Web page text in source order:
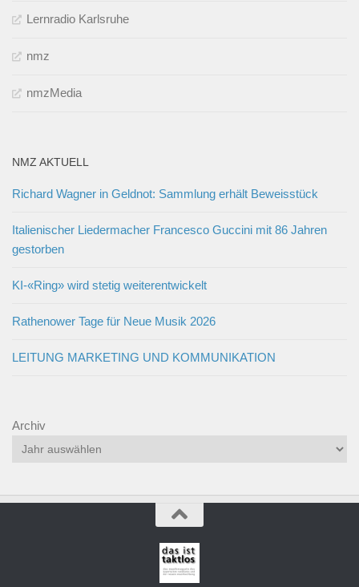
Lernradio Karlsruhe
nmz
nmzMedia
NMZ AKTUELL
Richard Wagner in Geldnot: Sammlung erhält Beweisstück
Italienischer Liedermacher Francesco Guccini mit 86 Jahren
gestorben
KI-«Ring» wird stetig weiterentwickelt
Rathenower Tage für Neue Musik 2026
LEITUNG MARKETING UND KOMMUNIKATION
Archiv